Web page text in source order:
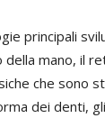
principali
mano, il
che sono
dei denti,